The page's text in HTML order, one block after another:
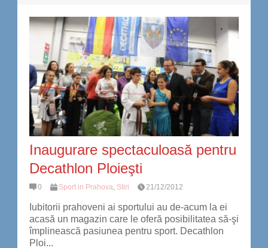
Inaugurare spectaculoasă pentru
Decathlon Ploieşti
0 Sport in Prahova, Stiri 21/12/2012
Iubitorii prahoveni ai sportului au de-acum la ei
acasă un magazin care le oferă posibilitatea să-şi
împlinească pasiunea pentru sport. Decathlon
Ploi...